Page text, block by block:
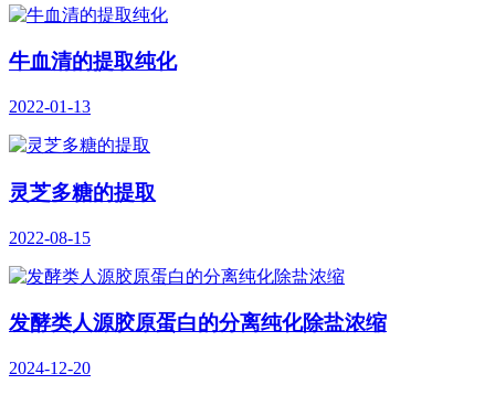
牛血清的提取纯化
2022-01-13
灵芝多糖的提取
2022-08-15
发酵类人源胶原蛋白的分离纯化除盐浓缩
2024-12-20